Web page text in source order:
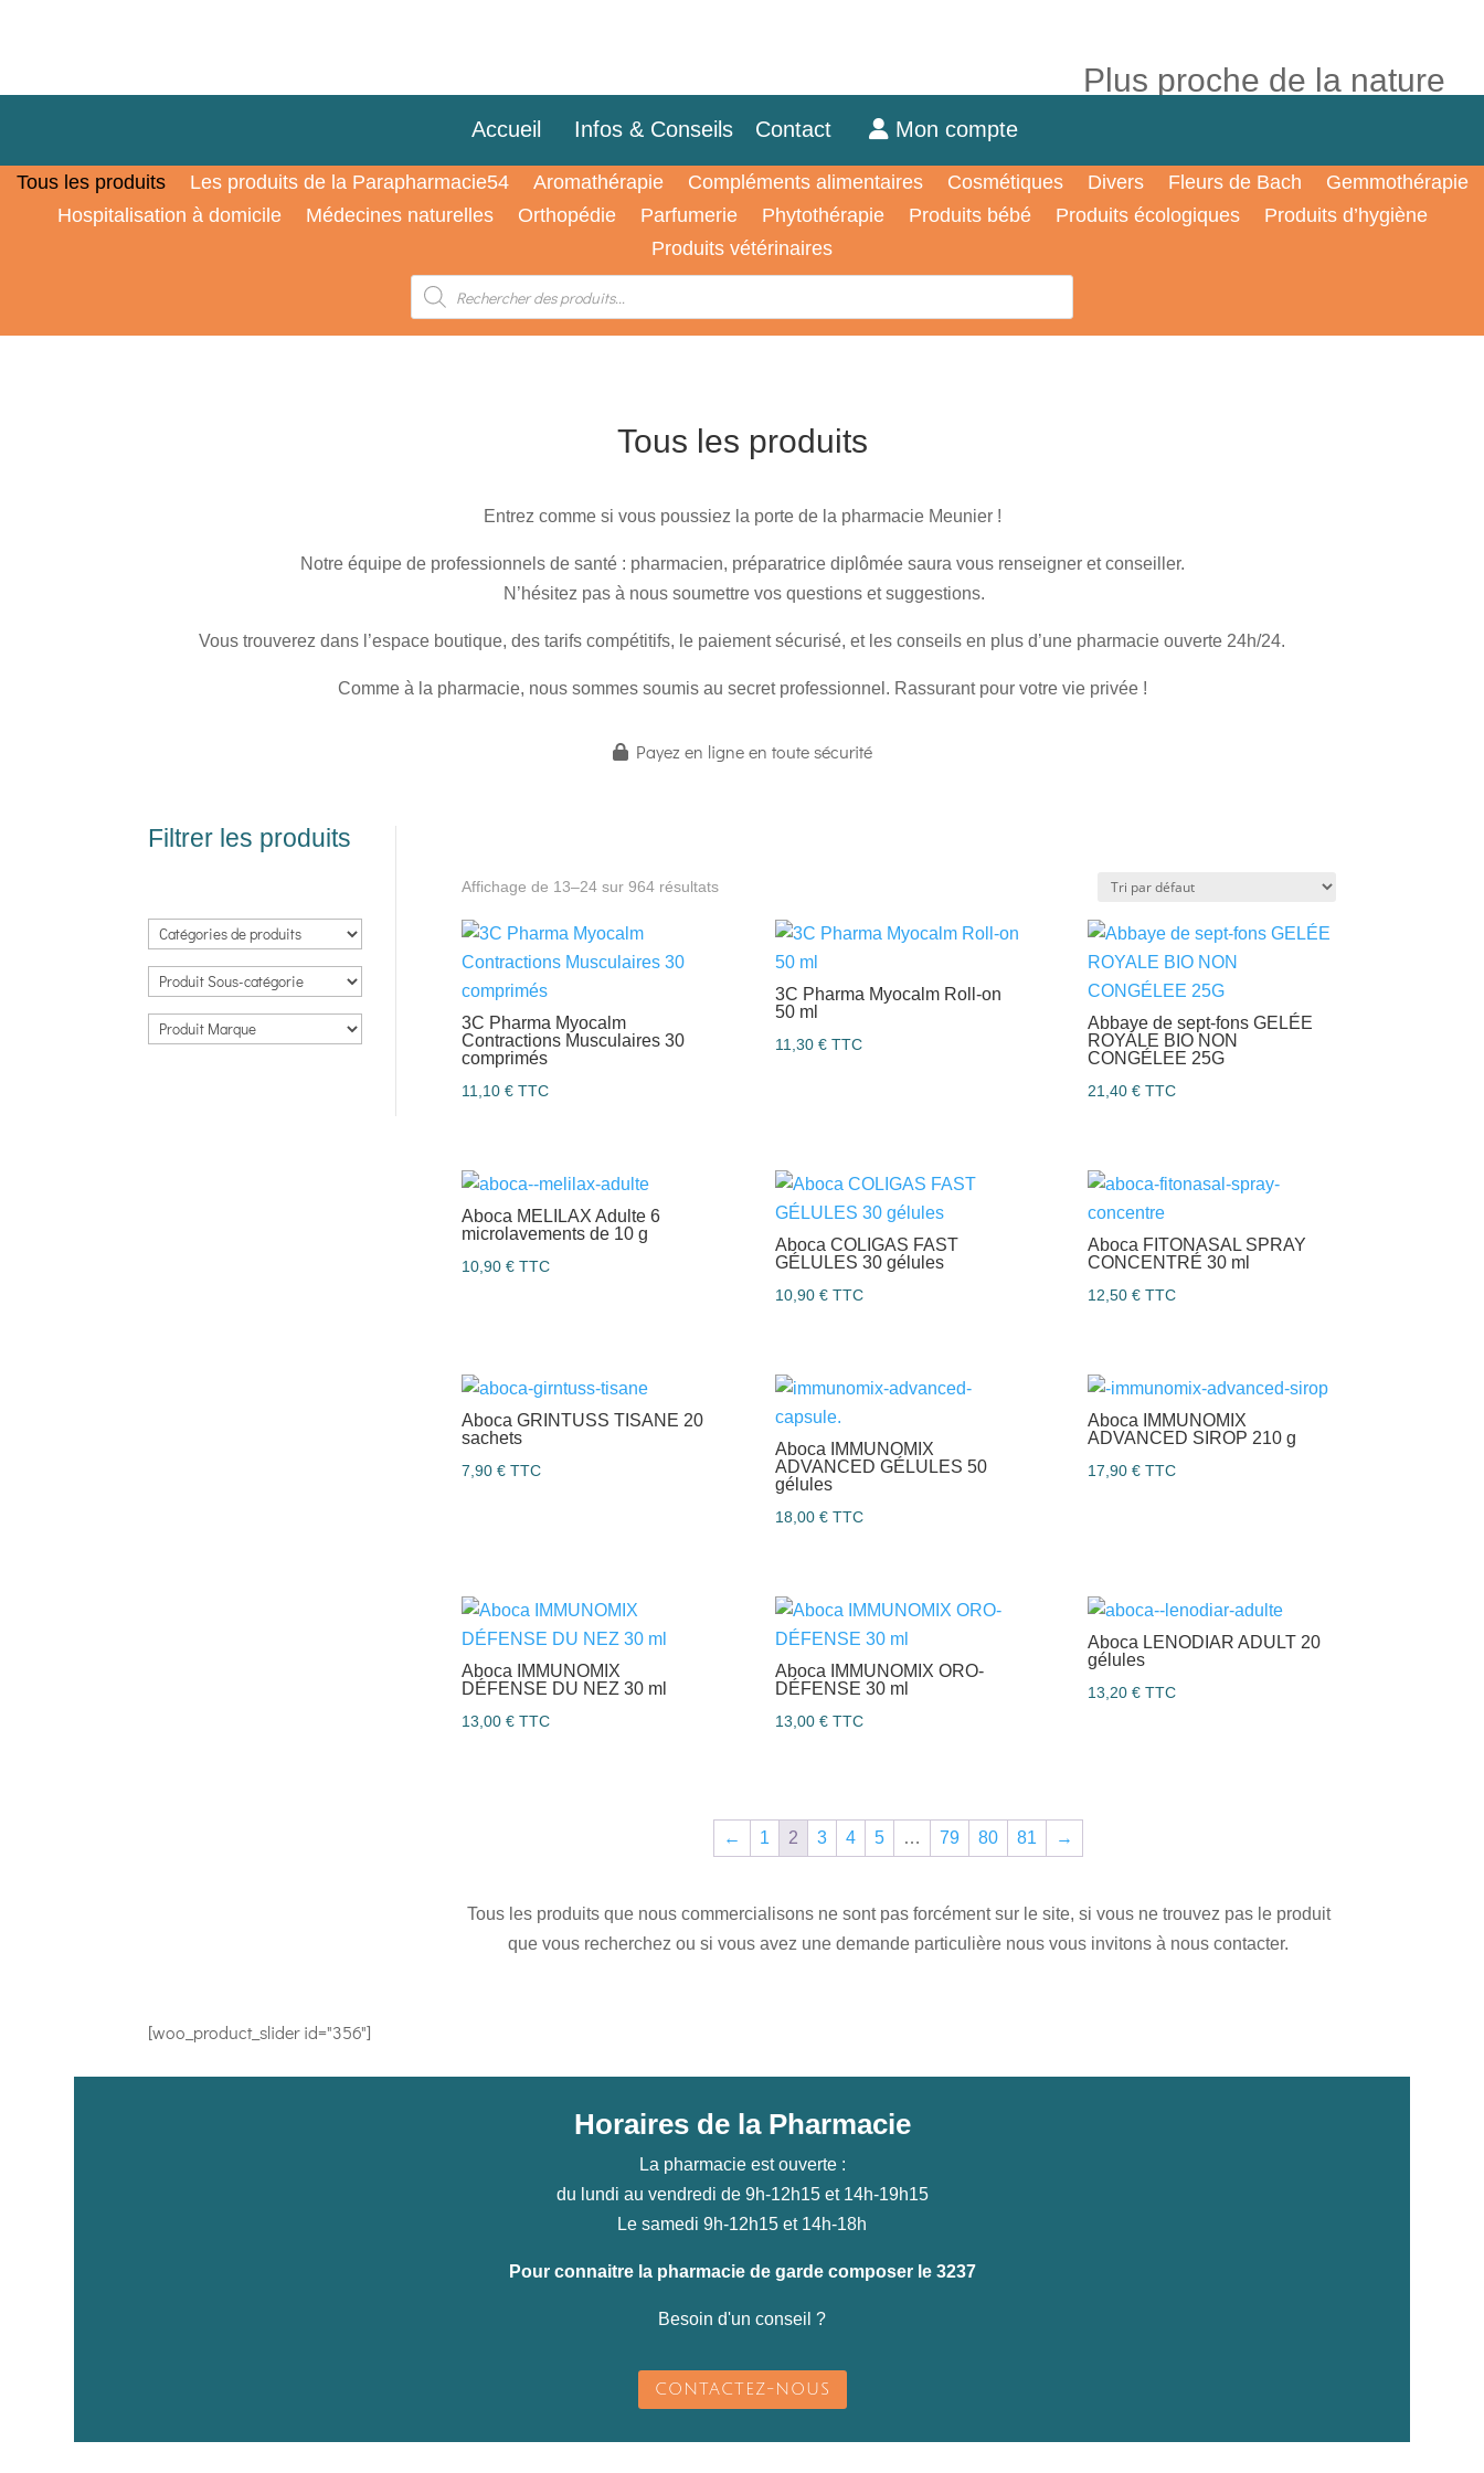
Plus proche de la nature
Accueil Infos & Conseils Contact Mon compte
Tous les produits Les produits de la Parapharmacie54 Aromathérapie Compléments alimentaires Cosmétiques Divers Fleurs de Bach
Gemmothérapie
Hospitalisation à domicile
Médecines naturelles Orthopédie Parfumerie Phytothérapie Produits bébé Produits écologiques
Produits d’hygiène
Produits vétérinaires
Recherche
produits
Tous les produits
Entrez comme si vous poussiez la porte de la pharmacie Meunier !
Notre équipe de professionnels de santé : pharmacien, préparatrice diplômée saura vous renseigner et conseiller.
N’hésitez pas à nous soumettre vos questions et suggestions.
Vous trouverez dans l’espace boutique, des tarifs compétitifs, le paiement sécurisé, et les conseils en plus d’une pharmacie ouverte 24h/24.
Comme à la pharmacie, nous sommes soumis au secret professionnel. Rassurant pour votre vie privée !
Payez en ligne en toute sécurité
Filtrer les produits
Affichage de 13–24 sur 964 résultats
3C Pharma Myocalm
Contractions Musculaires 30
comprimés
11,10 € TTC
3C Pharma Myocalm Roll-on
50 ml
11,30 € TTC
Abbaye de sept-fons GELÉE
ROYALE BIO NON
CONGÉLEE 25G
21,40€ TTC
Aboca MELILAX Adulte 6
microlavements de 10 g
10,90 € TTC
Aboca COLIGAS FAST
GÉLULES 30 gélules
10,90 € TTC
Aboca FITONASAL SPRAY
CONCENTRÉ 30 ml
12,50€ TTC
Aboca GRINTUSS TISANE 20
sachets
7,90 € TTC
Aboca IMMUNOMIX
ADVANCED GÉLULES 50
gélules
18,00 € TTC
Aboca IMMUNOMIX
ADVANCED SIROP 210 g
17,90€ TTC
Aboca IMMUNOMIX
DÉFENSE DU NEZ 30 ml
13,00 € TTC
Aboca IMMUNOMIX ORO-
DÉFENSE 30 ml
13,00 € TTC
Aboca LENODIAR ADULT 20
gélules
13,20€ TTC
← 1 2 3 4 5 … 79 80 81 →
Tous les produits que nous commercialisons ne sont pas forcément sur le site, si vous ne trouvez pas le produit
que vous recherchez ou si vous avez une demande particulière nous vous invitons à nous contacter.
[woo_product_slider id="356"]
Horaires de la Pharmacie
La pharmacie est ouverte :
du lundi au vendredi de 9h-12h15 et 14h-19h15
Le samedi 9h-12h15 et 14h-18h
Pour connaitre la pharmacie de garde composer le 3237
Besoin d'un conseil ?
CONTACTEZ-NOUS